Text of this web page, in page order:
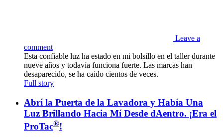
Leave a
comment
Esta confiable luz ha estado en mi bolsillo en el taller durante
nueve años y todavía funciona fuerte. Las marcas han
desaparecido, se ha caído cientos de veces.
Full story
Abrí la Puerta de la Lavadora y Había Una
Luz Brillando Hacia Mí Desde dAentro. ¡Era el
ProTac®!